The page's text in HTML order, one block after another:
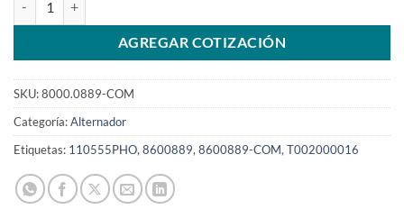
AGREGAR COTIZACIÓN
SKU:8000.0889-COM
Categoría:Alternador
Etiquetas: 110555PHO, 8600889, 8600889-COM, T002000016